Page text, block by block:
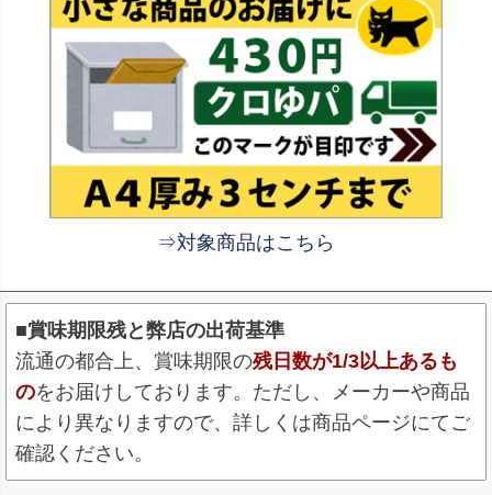
⇒対象商品はこちら
■賞味期限残と弊店の出荷基準
流通の都合上、賞味期限の残日数が1/3以上あるも
のをお届けしております。ただし、メーカーや商品
により異なりますので、詳しくは商品ページにてご
確認ください。